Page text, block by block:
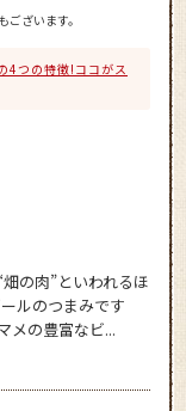
ざいます。
4つの特徴!ココがス
の肉”といわれるほ
ルのつまみです
メの豊富なビ...